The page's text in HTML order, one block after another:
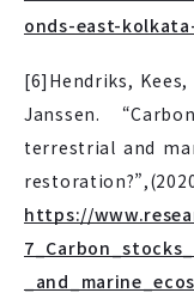
onds-east-
[6]Hendriks,
Janssen.
terrestrial and
https://